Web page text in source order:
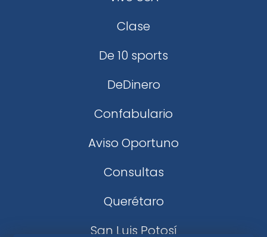
Clase
De 10 sports
DeDinero
Confabulario
Aviso Oportuno
Consultas
Querétaro
San Luis Potosí